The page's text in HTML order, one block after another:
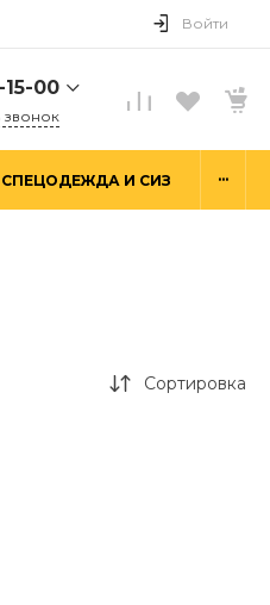
Войти
00
звонок
СПЕЦОДЕЖДА И СИЗ ...
Сортировка